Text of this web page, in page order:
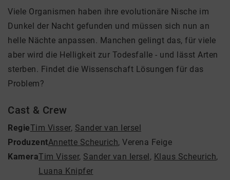
Viele Organismen haben ihre evolutionäre Nische im
Dunkel der Nacht gefunden und müssen sich nun an
helle Nächte anpassen. Manchen gelingt das, für viele
aber wird die Helligkeit zur Todesfalle - und lässt Arten
sterben. Findet die Wissenschaft Lösungen für das
Problem?
Cast & Crew
RegieTim Visser, Sander van Iersel
ProduzentAnnette Scheurich, Verena Feige
KameraTim Visser, Sander van Iersel, Klaus Scheurich,
Luana Knipfer